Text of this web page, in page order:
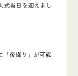
式当日を迎えまし
「後撮り」が可能